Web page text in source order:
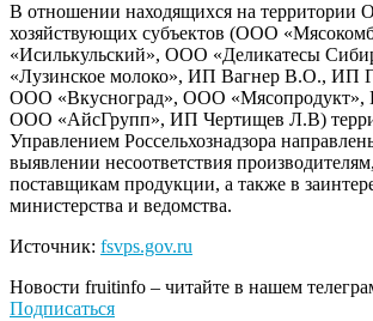
В отношении находящихся на территории
хозяйствующих субъектов (ООО
«Исилькульский», ООО «Деликатесы
«Лузинское молоко», ИП Вагнер В.О., ИП
ООО «Вкусноград», ООО
ООО «АйсГрупп», ИП Чертищев Л.В)
Управлением Россельхознадзора
выявлении несоответствия
поставщикам продукции, а также в
министерства и ведомства.
Источник: fsvps.gov.ru
Новости fruitinfo – читайте в нашем
Подписаться